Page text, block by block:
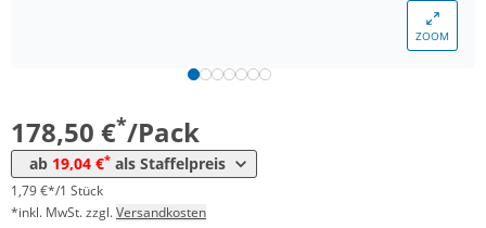
ZOOM
178,50 €*/Pack
ab 19,04 €* als Staffelpreis
ab 100 Pack 20,23 €
ab 200 Pack 19,04 €*
1,79 €*/1 Stück
*inkl. MwSt. zzgl.Versandkosten